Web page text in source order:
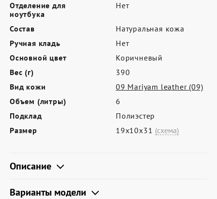
Партнерам
Контакты
Программа лояльности
Политика обработки персональных
данных
Отделение для
ноутбука
Нет
Состав
Натуральная кожа
Ручная кладь
Нет
Основной цвет
Коричневый
Вес (г)
390
Вид кожи
09 Mariyam leather (09)
Объем (литры)
6
Подклад
Полиэстер
Размер
19х10х31 (схема)
Описание
Варианты модели